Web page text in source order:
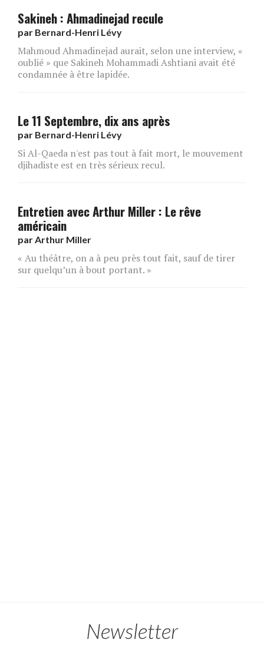
Sakineh : Ahmadinejad recule
par Bernard-Henri Lévy
Mahmoud Ahmadinejad aurait, selon une interview, «
oublié » que Sakineh Mohammadi Ashtiani avait été
condamnée à être lapidée.
Le 11 Septembre, dix ans après
par Bernard-Henri Lévy
Si Al-Qaeda n'est pas tout à fait mort, le mouvement
djihadiste est en très sérieux recul.
Entretien avec Arthur Miller : Le rêve
américain
par Arthur Miller
« Au théâtre, on a à peu près tout fait, sauf de tirer
sur quelqu’un à bout portant. »
Newsletter